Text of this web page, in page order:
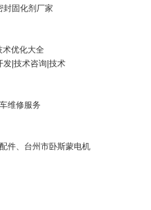
封固化剂厂家
术优化大全
发|技术咨询|技术
维修服务
件、台州市卧斯蒙电机